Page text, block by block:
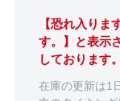
【恐れ入りま
す。】と表示
しております。
在庫の更新は1